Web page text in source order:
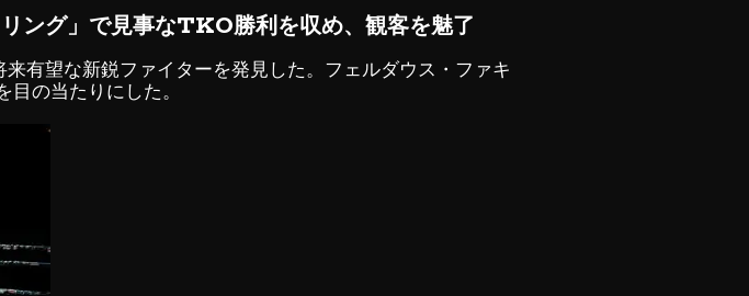
ング」で見事なTKO勝利を収め、観客を魅了
望な新鋭ファイターを発見した。フェルダウス・ファキ
の当たりにした。